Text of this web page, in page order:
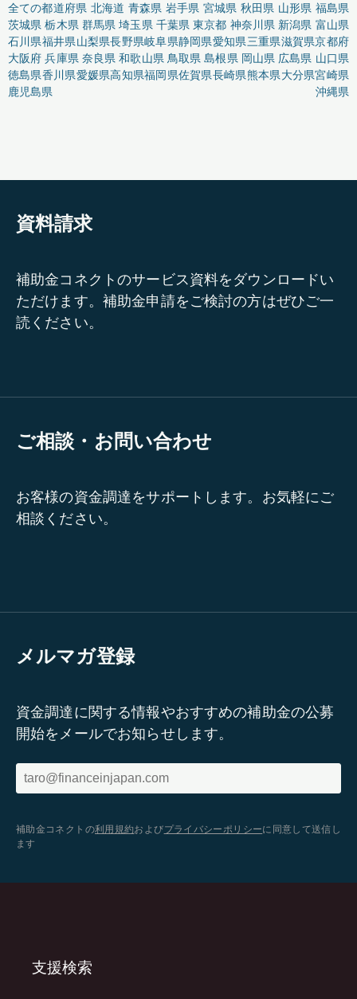
全ての都道府県 北海道 青森県 岩手県 宮城県 秋田県 山形県 福島県
茨城県 栃木県 群馬県 埼玉県 千葉県 東京都 神奈川県 新潟県 富山県
石川県福井県山梨県長野県岐阜県静岡県愛知県三重県滋賀県京都府
大阪府 兵庫県 奈良県 和歌山県 鳥取県 島根県 岡山県 広島県 山口県
徳島県香川県愛媛県高知県福岡県佐賀県長崎県熊本県大分県宮崎県
鹿児島県
沖縄県
資料請求
補助金コネクトのサービス資料をダウンロードい
ただけます。補助金申請をご検討の方はぜひご一
読ください。
ご相談・お問い合わせ
お客様の資金調達をサポートします。お気軽にご
相談ください。
メルマガ登録
資金調達に関する情報やおすすめの補助金の公募
開始をメールでお知らせします。
補助金コネクトの利用規約およびプライバシーポリシーに同意して送信し
ます
支援検索